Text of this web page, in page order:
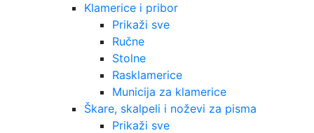
Klamerice i pribor
Prikaži sve
Ručne
Stolne
Rasklamerice
Municija za klamerice
Škare, skalpeli i noževi za pisma
Prikaži sve